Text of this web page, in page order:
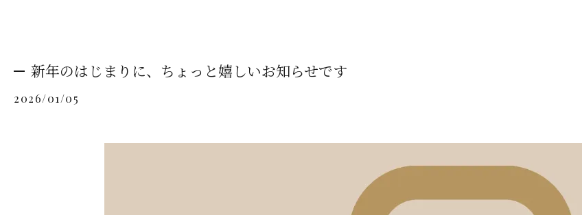
新年のはじまりに、ちょっと嬉しいお知らせです
2026/01/05